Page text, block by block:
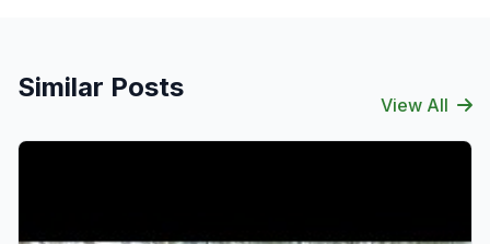
Similar Posts
View All